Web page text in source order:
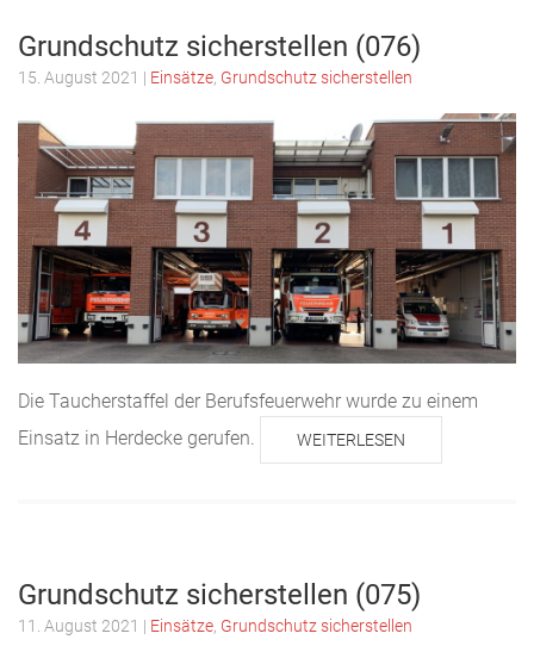
Grundschutz sicherstellen (076)
15. August 2021 | Einsätze Grundschutz sicherstellen
Die Taucherstaffel der Berufsfeuerwehr wurde zu einem
Einsatz in Herdecke gerufen.
WEITERLESEN
Grundschutz sicherstellen (075)
11. August 2021 | Einsätze Grundschutz sicherstellen